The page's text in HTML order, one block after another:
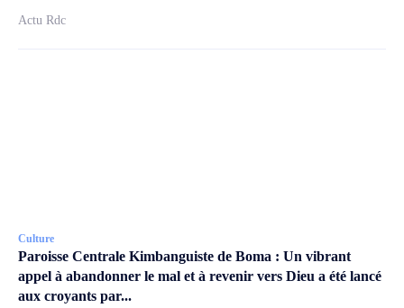
Actu Rdc
Culture
Paroisse Centrale Kimbanguiste de Boma : Un vibrant
appel à abandonner le mal et à revenir vers Dieu a été lancé
aux croyants par...